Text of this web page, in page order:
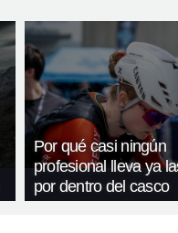
Por qué casi ningún
profesional lleva ya
por dentro del casco